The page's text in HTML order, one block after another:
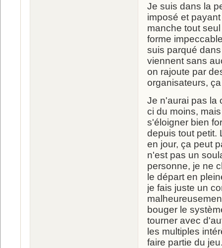
Je suis dans la
imposé et
manche tout
forme
suis parqué
viennent sans
on rajoute par
organisateurs,
Je n'aurai pas la
ci du moins,
s'éloigner bien
depuis tout petit.
en jour, ça peut
n'est pas un
personne, je ne
le départ en
je fais juste un
bouger le
tourner avec
les multiples
faire partie du